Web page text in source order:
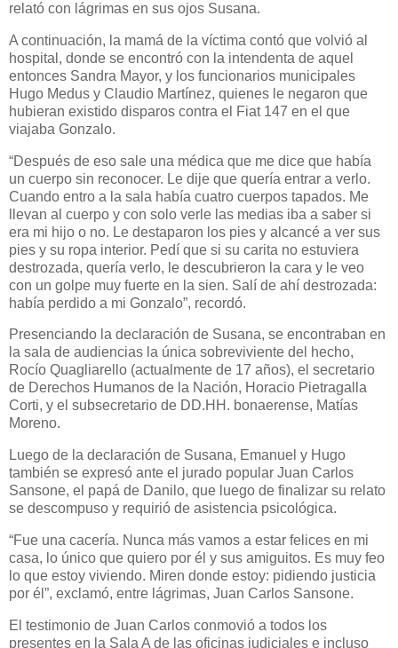
relató con lágrimas en sus ojos Susana.
A continuación, la mamá de la víctima contó que volvió al
hospital, donde se encontró con la intendenta de aquel
entonces Sandra Mayor, y los funcionarios municipales
Hugo Medus y Claudio Martínez, quienes le negaron que
hubieran existido disparos contra el Fiat 147 en el que
viajaba Gonzalo.
“Después de eso sale una médica que me dice que había
un cuerpo sin reconocer. Le dije que quería entrar a verlo.
Cuando entro a la sala había cuatro cuerpos tapados. Me
llevan al cuerpo y con solo verle las medias iba a saber si
era mi hijo o no. Le destaparon los pies y alcancé a ver sus
pies y su ropa interior. Pedí que si su carita no estuviera
destrozada, quería verlo, le descubrieron la cara y le veo
con un golpe muy fuerte en la sien. Salí de ahí destrozada:
había perdido a mi Gonzalo”, recordó.
Presenciando la declaración de Susana, se encontraban en
la sala de audiencias la única sobreviviente del hecho,
Rocío Quagliarello (actualmente de 17 años), el secretario
de Derechos Humanos de la Nación, Horacio Pietragalla
Corti, y el subsecretario de DD.HH. bonaerense, Matías
Moreno.
Luego de la declaración de Susana, Emanuel y Hugo
también se expresó ante el jurado popular Juan Carlos
Sansone, el papá de Danilo, que luego de finalizar su relato
se descompuso y requirió de asistencia psicológica.
“Fue una cacería. Nunca más vamos a estar felices en mi
casa, lo único que quiero por él y sus amiguitos. Es muy feo
lo que estoy viviendo. Miren donde estoy: pidiendo justicia
por él”, exclamó, entre lágrimas, Juan Carlos Sansone.
El testimonio de Juan Carlos conmovió a todos los
presentes en la Sala A de las oficinas judiciales e incluso